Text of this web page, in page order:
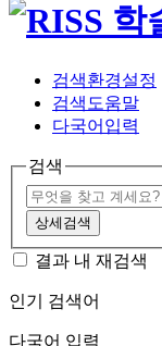
검색환경설정
검색도움말
다국어입력
검색
상세검색
결과 내 재검색
인기 검색어
다국어 입력